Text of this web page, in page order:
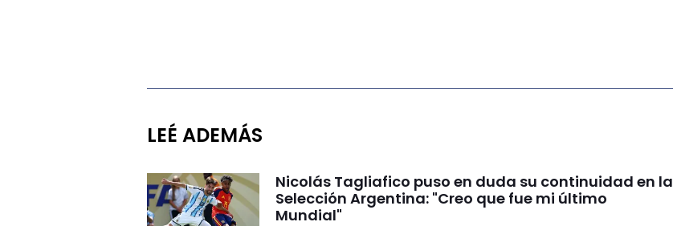
LEÉ ADEMÁS
Nicolás Tagliafico puso en duda su continuidad en la
Selección Argentina: "Creo que fue mi último
Mundial"